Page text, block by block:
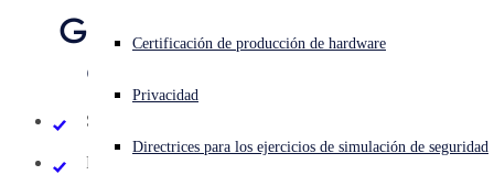
¿Está sufriendo un ciberataque? Obtenga ayuda ahora mismo
Open search
Open language switcher
Certificación de producción de hardware
Privacidad
Directrices para los ejercicios de simulación de seguridad
Evaluación gratuita
Formas de compra
Solicitar presupuesto
Gestión unificada de
endpoints segura.
Sin instalación, sin compromiso
Permita a los usuarios trabajar desde cualquier parte